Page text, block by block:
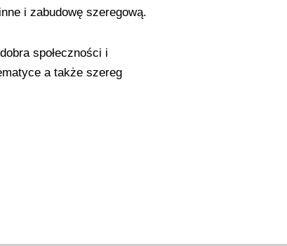
i zabudowę szeregową.
społeczności i
a także szereg